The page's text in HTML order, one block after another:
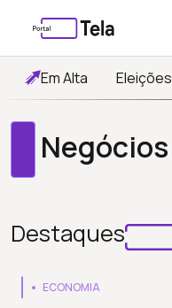
Em Alta Eleições
Negócios
Destaques
ECONOMIA